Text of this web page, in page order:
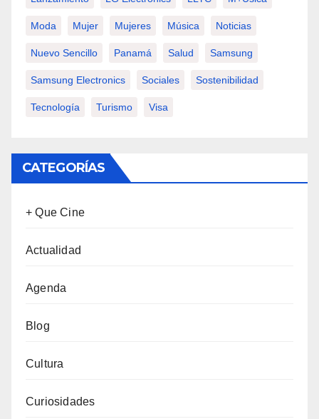
Moda Mujer Mujeres Música Noticias
Nuevo Sencillo Panamá Salud Samsung
Samsung Electronics Sociales Sostenibilidad
Tecnología Turismo Visa
CATEGORÍAS
+ Que Cine
Actualidad
Agenda
Blog
Cultura
Curiosidades